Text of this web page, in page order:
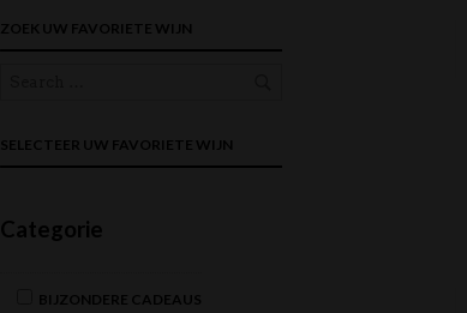
ZOEK UW FAVORIETE WIJN
SELECTEER UW FAVORIETE WIJN
Categorie
BIJZONDERE CADEAUS